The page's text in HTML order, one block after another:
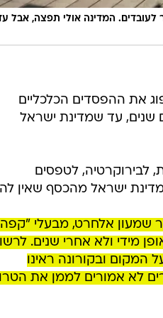
המדינה אולי תפצה, אבל עד
את ההפסדים הכלכליים
שנים, עד שמדינת ישראל